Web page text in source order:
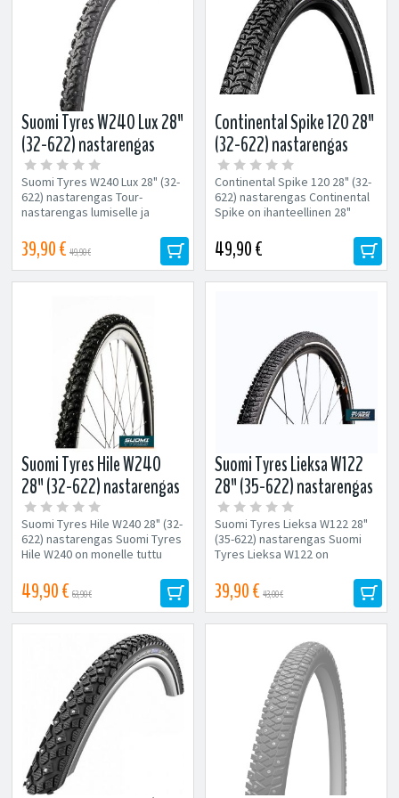
Suomi Tyres W240 Lux 28"
(32-622) nastarengas
Suomi Tyres W240 Lux 28" (32-
622) nastarengas Tour-
nastarengas lumiselle ja
39,90 € 49,90 €
Continental Spike 120 28"
(32-622) nastarengas
Continental Spike 120 28" (32-
622) nastarengas Continental
Spike on ihanteellinen 28"
49,90 €
Suomi Tyres Hile W240
28" (32-622) nastarengas
Suomi Tyres Hile W240 28" (32-
622) nastarengas Suomi Tyres
Hile W240 on monelle tuttu
rakenne...
49,90 € 63,90 €
Suomi Tyres Lieksa W122
28" (35-622) nastarengas
Suomi Tyres Lieksa W122 28"
(35-622) nastarengas Suomi
Tyres Lieksa W122 on
nastarengas....
39,90 € 43,00 €